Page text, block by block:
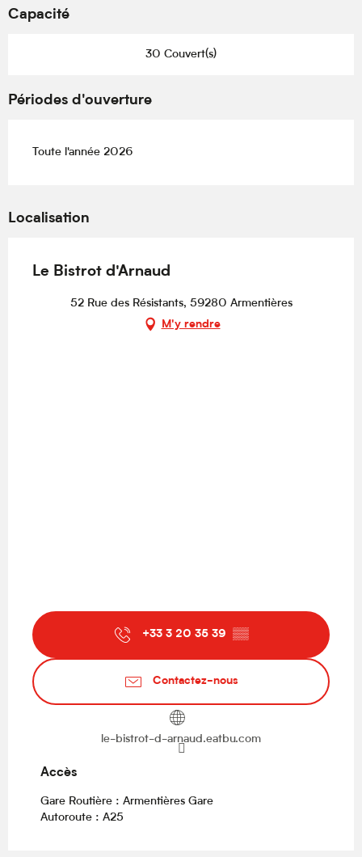
Capacité
30 Couvert(s)
Périodes d'ouverture
Toute l'année 2026
Localisation
Le Bistrot d'Arnaud
52 Rue des Résistants, 59280 Armentières
M'y rendre
+33 3 20 35 39 ▒▒
Contactez-nous
le-bistrot-d-arnaud.eatbu.com
Accès
Accès
Gare Routière : Armentières Gare
Autoroute : A25